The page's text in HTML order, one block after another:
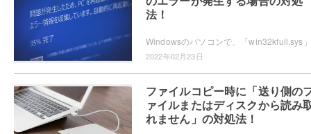
法！
2022年02月23日
ファイルコピー時に「送り側の
ァイルまたはディスクから読み
れません」の対処法！